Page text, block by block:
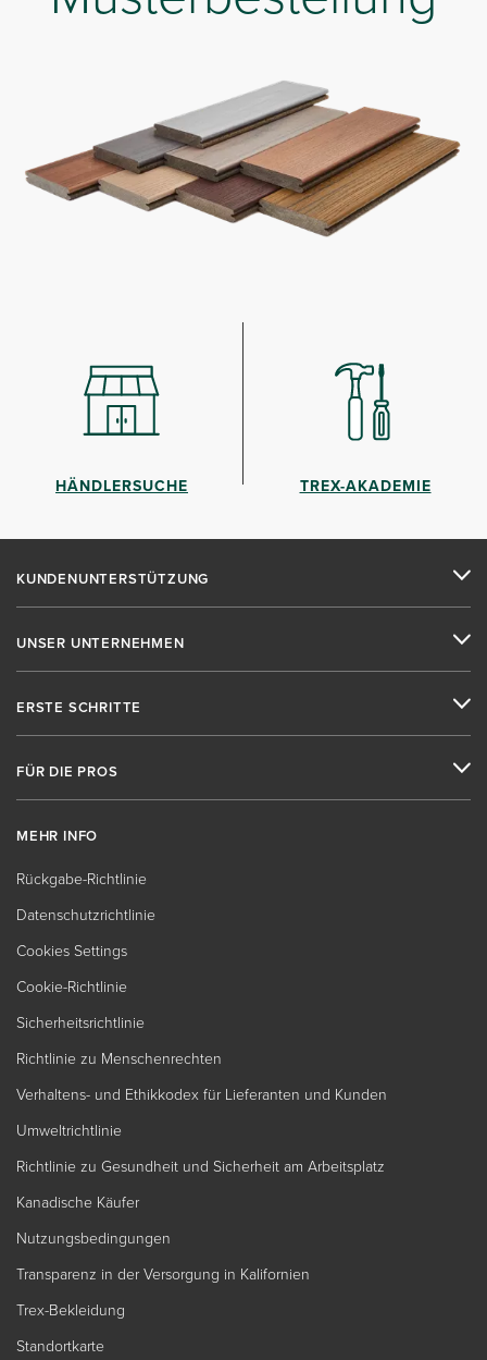
HÄNDLERSUCHE TREX-AKADEMIE
KUNDENUNTERSTÜTZUNG
UNSER UNTERNEHMEN
ERSTE SCHRITTE
FÜR DIE PROS
MEHR INFO
Rückgabe-Richtlinie
Datenschutzrichtlinie
Cookies Settings
Cookie-Richtlinie
Sicherheitsrichtlinie
Richtlinie zu Menschenrechten
Verhaltens- und Ethikkodex für Lieferanten und Kunden
Umweltrichtlinie
Richtlinie zu Gesundheit und Sicherheit am Arbeitsplatz
Kanadische Käufer
Nutzungsbedingungen
Transparenz in der Versorgung in Kalifornien
Trex-Bekleidung
Standortkarte